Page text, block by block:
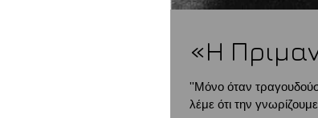
«Η
''Μόνο όταν
λέμε ότι την